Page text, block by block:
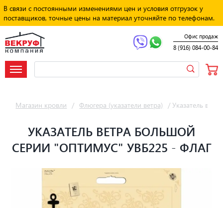
В связи с постоянными изменениями цен и условия отгрузок у
поставщиков, точные цены на материал уточняйте по телефонам.
Офис продаж
8 (916) 084-00-84
Магазин кровли / Флюгера (указатели ветра) / Указатель
УКАЗАТЕЛЬ ВЕТРА БОЛЬШОЙ
СЕРИИ "ОПТИМУС" УВБ225 - ФЛАГ